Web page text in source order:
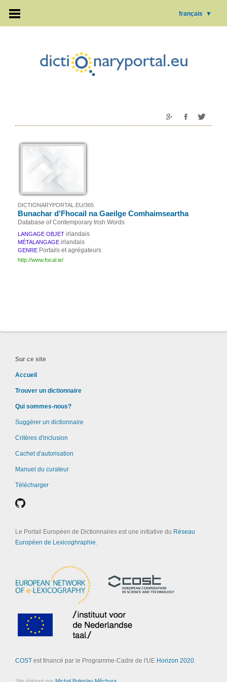
français ▼
DICTIONARYPORTAL.EU/365
Bunachar d'Fhocail na Gaeilge Comhaimseartha
Database of Contemporary Irish Words
LANGAGE OBJET irlandais
MÉTALANGAGE irlandais
GENRE Portails et agrégateurs
http://www.focal.ie/
Sur ce site
Accueil
Trouver un dictionnaire
Qui sommes-nous?
Suggérer un dictionnaire
Critères d'inclusion
Cachet d'autorisation
Manuel du curateur
Télécharger
Le Portail Européen de Dictionnaires est une initiative du Réseau
Européen de Lexicoghraphie.
COSTest financé par le Programme-Cadre de l'UE Horizon 2020.